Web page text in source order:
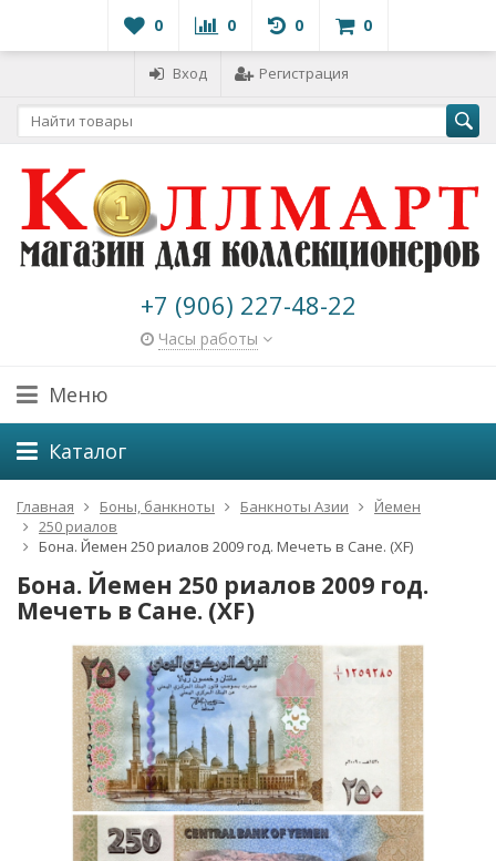
0 0 0 0
Вход Регистрация
+7 (906) 227-48-22
Часы работы
Меню
Каталог
Главная Боны, банкноты Банкноты Азии
Йемен
250 риалов
Бона. Йемен 250 риалов 2009 год. Мечеть в Сане. (XF)
Бона. Йемен 250 риалов 2009 год.
Мечеть в Сане. (XF)